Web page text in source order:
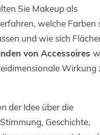
Sie Makeup als
welche Farben
und wie sich
von Accessoires
Wirkung
der Idee über die
Geschichte,